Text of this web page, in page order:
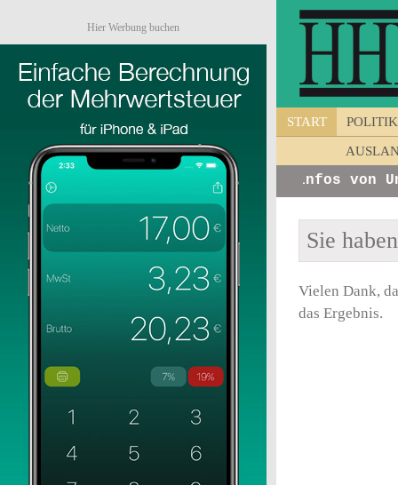
Hier Werbung buchen
START POLITIK
+ + + Hier erscheinen:Kurzinfos von
Sie
Vielen Dank,
das Ergebnis.